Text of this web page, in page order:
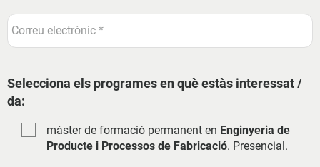
Selecciona els programes en què estàs interessat /
da:
màster de formació permanent en Enginyeria de
Producte i Processos de Fabricació. Presencial.